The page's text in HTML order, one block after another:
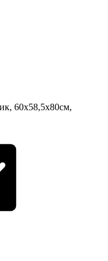
60х58,5х80см,